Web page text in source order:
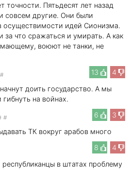
точности. Пятьдесят лет назад
совсем другие. Они были
осуществимости идей Сионизма.
за что сражаться и умирать. А как
воюют не танки, не
13
4
#
доить государство. А мы
на войнах.
6
3
#
ТК вокруг арабов много
8
4
республиканцы в штатах проблему